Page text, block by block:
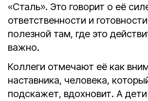
«Сталь». Это говорит о её
ответственности и
полезной там, где это
важно.
Коллеги отмечают её как
наставника, человека,
подскажет, вдохновит. А дети